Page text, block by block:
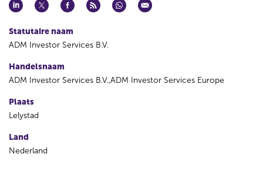
Statutaire naam
ADM Investor Services B.V.
Handelsnaam
ADM Investor Services B.V.,ADM Investor Services Europe
Plaats
Lelystad
Land
Nederland